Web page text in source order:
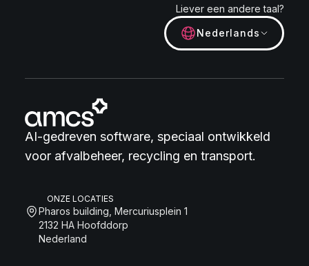
Liever een andere taal?
Nederlands
AI-gedreven software, speciaal ontwikkeld
voor afvalbeheer, recycling en transport.
ONZE LOCATIES
Pharos building, Mercuriusplein 1
2132 HA Hoofddorp
Nederland